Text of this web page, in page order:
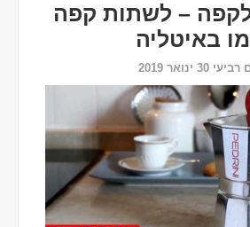
– לשתות קפה
באיטליה
30 ינואר 2019